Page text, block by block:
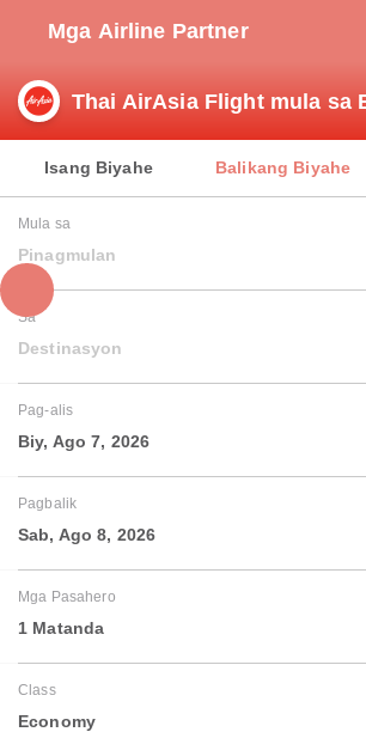
Mga Airline Partner
Thai AirAsia Flight mula sa
Isang Biyahe Balikang Biyahe
Mula sa
Pinagmulan
Sa
Destinasyon
Pag-alis
Biy, Ago 7, 2026
Pagbalik
Sab, Ago 8, 2026
Mga Pasahero
1 Matanda
Class
Economy